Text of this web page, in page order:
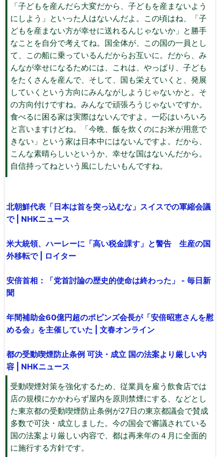
「子どもを産んだら大変だから、子どもを産まないよう
にしよう」といった人はないんだよ。この頃はね、「子
どもを産まない方が幸せに送れるんじゃないか」と勝手
なことを自分で考えてね。国全体が、この国の一員とし
て、この船に乗っているんだからお互いに。だから、み
んなが幸せになるためには、これは、やっぱり、子ども
をたくさんを産んで、そして、国も栄えていくと、発展
していくという方向にみんながしようじゃないかと。そ
の方向付けですね。みんなで頑張ろうじゃないですか。
食べるに困る家は実際はないんですよ。一応はいろいろ
と言いますけどね。「今晩、飯を炊くのにお米が用意で
きない」という家は日本中にはないんですよ。だから、
こんな素晴らしいというか、幸せな国はないんだから。
自信持ってねという風にしたいもんですね。
北朝鮮代表「日本は首を突っ込むな」スイスでの軍縮会議
で | NHKニュース
米大統領、ハーレーに「高い税金課す」と警告 生産の国
外移転で | ロイター
安倍首相：「党首討論の歴史的使命は終わった」 - 毎日新
聞
年間補助金60億円超のポピンズ会長が「安倍昭恵さんを慰
める会」を主催していた | 文春オンライン
都の受動喫煙防止条例 可決・成立 国の法案より厳しい内
容 | NHKニュース
受動喫煙対策を強化するため、従業員を雇う飲食店では
店の規模にかかわらず屋内を原則禁煙にする、などとし
た東京都の受動喫煙防止条例が27日の東京都議会で賛成
多数で可決・成立しました。今の国会で審議されている
国の法案より厳しい内容で、都は再来年の４月に全面的
に施行する方針です。